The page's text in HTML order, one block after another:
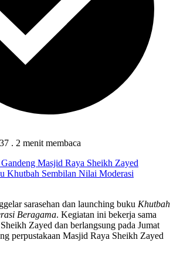
. 2 menit membaca
sarasehan dan launching buku Khutbah
Beragama. Kegiatan ini bekerja sama
Zayed dan berlangsung pada Jumat
perpustakaan Masjid Raya Sheikh Zayed